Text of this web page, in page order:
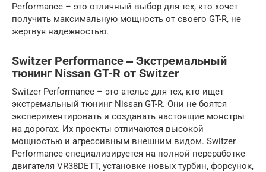
Performance – это отличный выбор для тех, кто хочет
получить максимальную мощность от своего GT-R, не
жертвуя надежностью.
Switzer Performance ‒ Экстремальный
тюнинг Nissan GT-R от Switzer
Switzer Performance – это ателье для тех, кто ищет
экстремальный тюнинг Nissan GT-R. Они не боятся
экспериментировать и создавать настоящие монстры
на дорогах. Их проекты отличаются высокой
мощностью и агрессивным внешним видом. Switzer
Performance специализируется на полной переработке
двигателя VR38DETT, установке новых турбин, форсунок,